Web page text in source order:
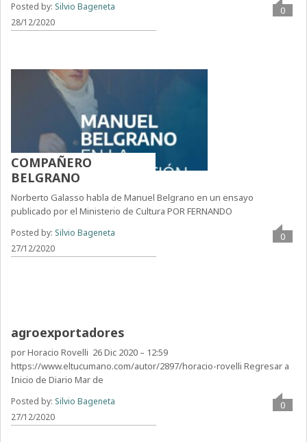
Posted by: Silvio Bageneta
28/12/2020
0
COMPAÑERO
BELGRANO
Norberto Galasso habla de Manuel Belgrano en un ensayo
publicado por el Ministerio de Cultura POR FERNANDO
Posted by: Silvio Bageneta
27/12/2020
0
agroexportadores
por Horacio Rovelli 26 Dic 2020 – 12:59
https://www.eltucumano.com/autor/2897/horacio-rovelli Regresar a
Inicio de Diario Mar de
Posted by: Silvio Bageneta
27/12/2020
0